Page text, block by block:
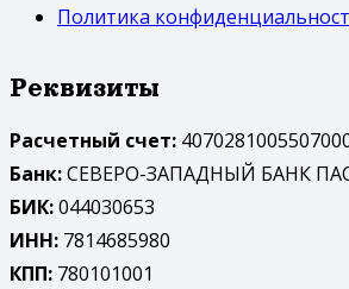
Политика
Реквизиты
Расчетный счет:
Банк:СЕВЕРО-ЗАПАДНЫЙ БАНК
БИК:044030653
ИНН: 7814685980
КПП: 780101001